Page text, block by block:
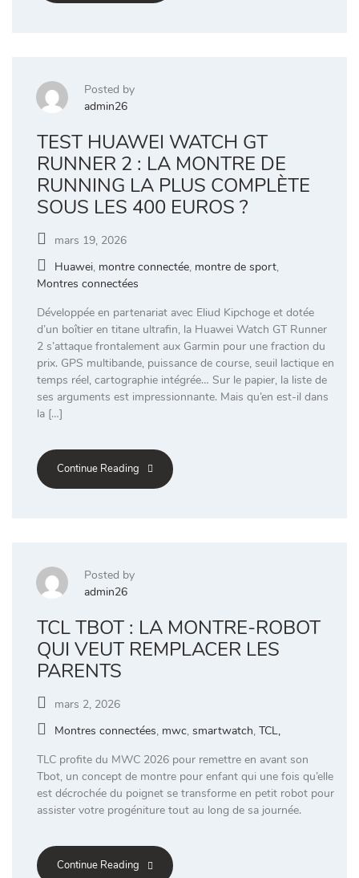
Posted by
admin26
TEST HUAWEI WATCH GT
RUNNER 2 : LA MONTRE DE
RUNNING LA PLUS COMPLÈTE
SOUS LES 400 EUROS ?
mars 19, 2026
Huawei, montre connectée, montre de sport,
Montres connectées
Développée en partenariat avec Eliud Kipchoge et dotée
d’un boîtier en titane ultrafin, la Huawei Watch GT Runner
2 s’attaque frontalement aux Garmin pour une fraction du
prix. GPS multibande, puissance de course, seuil lactique en
temps réel, cartographie intégrée… Sur le papier, la liste de
ses arguments est impressionnante. Mais qu’en est-il dans
la […]
Continue Reading
Posted by
admin26
TCL TBOT : LA MONTRE-ROBOT
QUI VEUT REMPLACER LES
PARENTS
mars 2, 2026
Montres connectées, mwc, smartwatch, TCL,
TLC profite du MWC 2026 pour remettre en avant son
Tbot, un concept de montre pour enfant qui une fois qu’elle
est décrochée du poignet se transforme en petit robot pour
assister votre progéniture tout au long de sa journée.
Continue Reading